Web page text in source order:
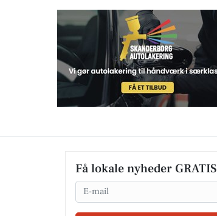
Få lokale nyheder GRATIS
Email